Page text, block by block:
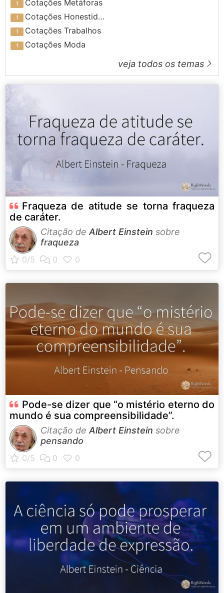
Cotações Metáforas
Cotações Honestidade
Cotações Trabalhos
Cotações Moda
veja todos os temas
Fraqueza de atitude se torna fraqueza
de caráter.
Citação de Albert Einstein sobre
fraqueza
Pode-se dizer que “o mistério eterno do
mundo é sua compreensibilidade”.
Citação deAlbert Einstein sobre
pensando